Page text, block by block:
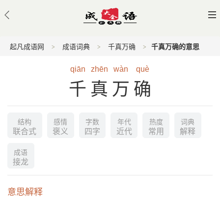
起凡成语网 成语词典 千真万确 千真万确的意思
qiān zhēn wàn què
千真万确
结构
联合式
感情
褒义
字数
四字
年代
近代
热度
常用
词典
解释
成语
接龙
意思解释